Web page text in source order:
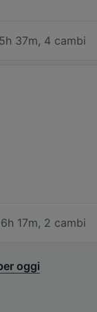
37m, 4 cambi
17m, 2 cambi
oggi